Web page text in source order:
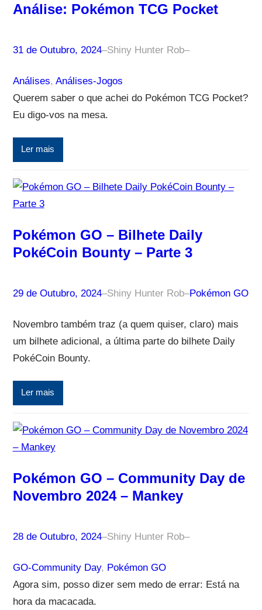
Análise: Pokémon TCG Pocket
31 de Outubro, 2024–Shiny Hunter Rob–
Análises, Análises-Jogos
Querem saber o que achei do Pokémon TCG Pocket?
Eu digo-vos na mesa.
Ler mais
Pokémon GO – Bilhete Daily
PokéCoin Bounty – Parte 3
29 de Outubro, 2024–Shiny Hunter Rob–Pokémon GO
Novembro também traz (a quem quiser, claro) mais
um bilhete adicional, a última parte do bilhete Daily
PokéCoin Bounty.
Ler mais
Pokémon GO – Community Day de
Novembro 2024 – Mankey
28 de Outubro, 2024–Shiny Hunter Rob–
GO-Community Day, Pokémon GO
Agora sim, posso dizer sem medo de errar: Está na
hora da macacada.